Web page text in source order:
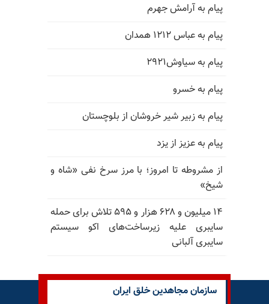
پیام به آرامش جهرم
پیام به عباس ۱۲۱۲ همدان
پیام به سیاوش۲۹۲۱
پیام به خسرو
پیام به زبیر شیر خروشان از بلوچستان
پیام به عزیز از یزد
از مشروطه تا امروز؛ با مرز سرخ نفی «شاه و
شیخ»
۱۴ میلیون و ۶۲۸ هزار و ۵۹۵ تلاش برای حمله
سایبری علیه زیرساخت‌های اکو سیستم
سایبری آلبانی
سازمان مجاهدین خلق ایران